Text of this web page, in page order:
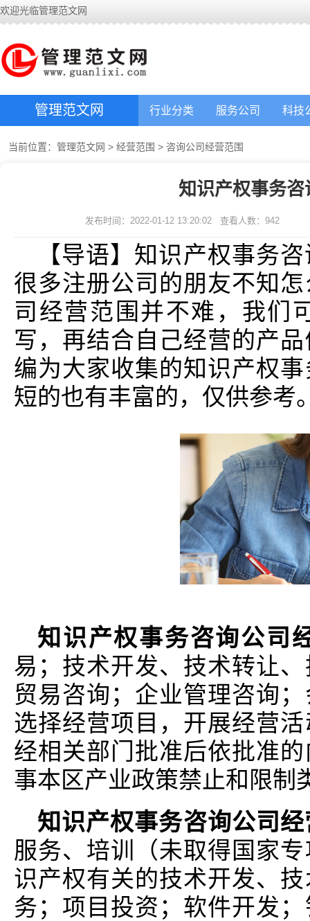
欢迎光临管理范文网
管理范文网 行业分类 服务公司 科技
当前位置： 管理范文网 > 经营范围 > 咨询公司经营范围
知识产权事务
发布时间：2022-01-12 13:20:02 查看人数： 942
【导语】知识产权事务
很多注册公司的朋友不知
司经营范围并不难，我们
写，再结合自己经营的产
编为大家收集的知识产权
短的也有丰富的，仅供参考
知识产权事务咨询公司
易；技术开发、技术转让
贸易咨询；企业管理咨询
选择经营项目，开展经营
经相关部门批准后依批准
事本区产业政策禁止和限制
知识产权事务咨询公司
服务、培训（未取得国家
识产权有关的技术开发、
务；项目投资；软件开发